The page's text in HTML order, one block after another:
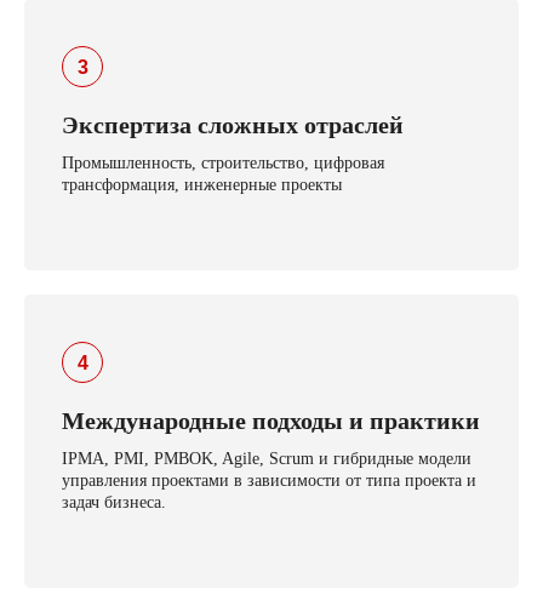
Экспертиза сложных отраслей
Промышленность, строительство, цифровая
трансформация, инженерные проекты
Международные подходы и практики
IPMA, PMI, PMBOK, Agile, Scrum и гибридные модели
управления проектами в зависимости от типа проекта и
задач бизнеса.